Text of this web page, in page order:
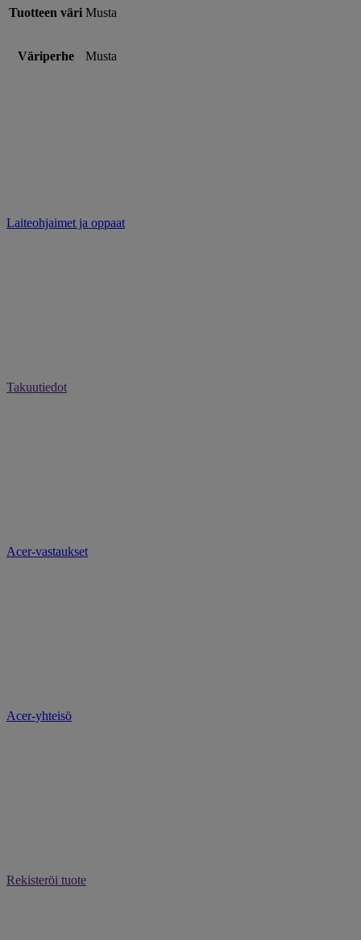
Tuotteen väri Musta
Väriperhe Musta
Laiteohjaimet ja oppaat
Takuutiedot
Acer-vastaukset
Acer-yhteisö
Rekisteröi tuote